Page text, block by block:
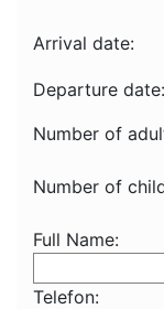
Arrival date:
Departure date:
Number of
Number of
Full Name:
Telefon: